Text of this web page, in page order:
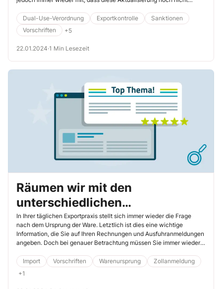
Folgenden erfahren Sie, warum Sie das Umschlüsselungverzeichnis
auch in einer kompletten Übersicht erhalten und nicht mehr als
einzelne Kapitel. Nutzen Sie immer das aktuelle
Umschlüsselungverzeichnis, damit Sie stets up to date sind.
Dual-Use-Verordnung Exportkontrolle
Sanktionen
Vorschriften
+5
22.01.2024·1 Min Lesezeit
Räumen wir mit den
unterschiedlichen
Ursprungsbezeichnungen in der
täglichen Praxis auf!
In Ihrer täglichen Exportpraxis stellt sich immer wieder die Frage
nach dem Ursprung der Ware. Letztlich ist dies eine wichtige
Information, die Sie auf Ihren Rechnungen und Ausfuhranmeldungen
angeben. Doch bei genauer Betrachtung müssen Sie immer wieder
uns im Folgenden genauer mit der Ursprungsbezeichnung befassen
und den unterschiedlichen Betrachtungsweisen der 3 Ursprünge auf
Import Vorschriften Warenursprung
Zollanmeldung
+1